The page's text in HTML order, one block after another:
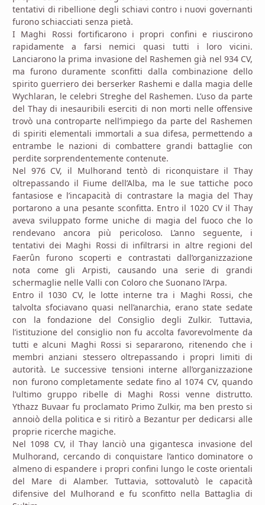
tentativi di ribellione degli schiavi contro i nuovi governanti
furono schiacciati senza pietà.
I Maghi Rossi fortificarono i propri confini e riuscirono
rapidamente a farsi nemici quasi tutti i loro vicini.
Lanciarono la prima invasione del Rashemen già nel 934 CV,
ma furono duramente sconfitti dalla combinazione dello
spirito guerriero dei berserker Rashemi e dalla magia delle
Wychlaran, le celebri Streghe del Rashemen. L’uso da parte
del Thay di inesauribili eserciti di non morti nelle offensive
trovò una controparte nell’impiego da parte del Rashemen
di spiriti elementali immortali a sua difesa, permettendo a
entrambe le nazioni di combattere grandi battaglie con
perdite sorprendentemente contenute.
Nel 976 CV, il Mulhorand tentò di riconquistare il Thay
oltrepassando il Fiume dell’Alba, ma le sue tattiche poco
fantasiose e l’incapacità di contrastare la magia del Thay
portarono a una pesante sconfitta. Entro il 1020 CV il Thay
aveva sviluppato forme uniche di magia del fuoco che lo
rendevano ancora più pericoloso. L’anno seguente, i
tentativi dei Maghi Rossi di infiltrarsi in altre regioni del
Faerûn furono scoperti e contrastati dall’organizzazione
nota come gli Arpisti, causando una serie di grandi
schermaglie nelle Valli con Coloro che Suonano l’Arpa.
Entro il 1030 CV, le lotte interne tra i Maghi Rossi, che
talvolta sfociavano quasi nell’anarchia, erano state sedate
con la fondazione del Consiglio degli Zulkir. Tuttavia,
l’istituzione del consiglio non fu accolta favorevolmente da
tutti e alcuni Maghi Rossi si separarono, ritenendo che i
membri anziani stessero oltrepassando i propri limiti di
autorità. Le successive tensioni interne all’organizzazione
non furono completamente sedate fino al 1074 CV, quando
l’ultimo gruppo ribelle di Maghi Rossi venne distrutto.
Ythazz Buvaar fu proclamato Primo Zulkir, ma ben presto si
annoiò della politica e si ritirò a Bezantur per dedicarsi alle
proprie ricerche magiche.
Nel 1098 CV, il Thay lanciò una gigantesca invasione del
Mulhorand, cercando di conquistare l’antico dominatore o
almeno di espandere i propri confini lungo le coste orientali
del Mare di Alamber. Tuttavia, sottovalutò le capacità
difensive del Mulhorand e fu sconfitto nella Battaglia di